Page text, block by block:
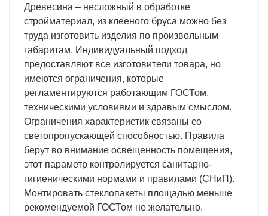
Древесина – несложный в обработке
стройматериал, из клееного бруса можно без
труда изготовить изделия по произвольным
габаритам. Индивидуальный подход
предоставляют все изготовители товара, но
имеются ограничения, которые
регламентируются работающим ГОСТом,
техническими условиями и здравым смыслом.
Ограничения характеристик связаны со
светопропускающей способностью. Правила
берут во внимание освещенность помещения,
этот параметр контролируется санитарно-
гигиеническими нормами и правилами (СНиП).
Монтировать стеклопакеты площадью меньше
рекомендуемой ГОСТом не желательно.